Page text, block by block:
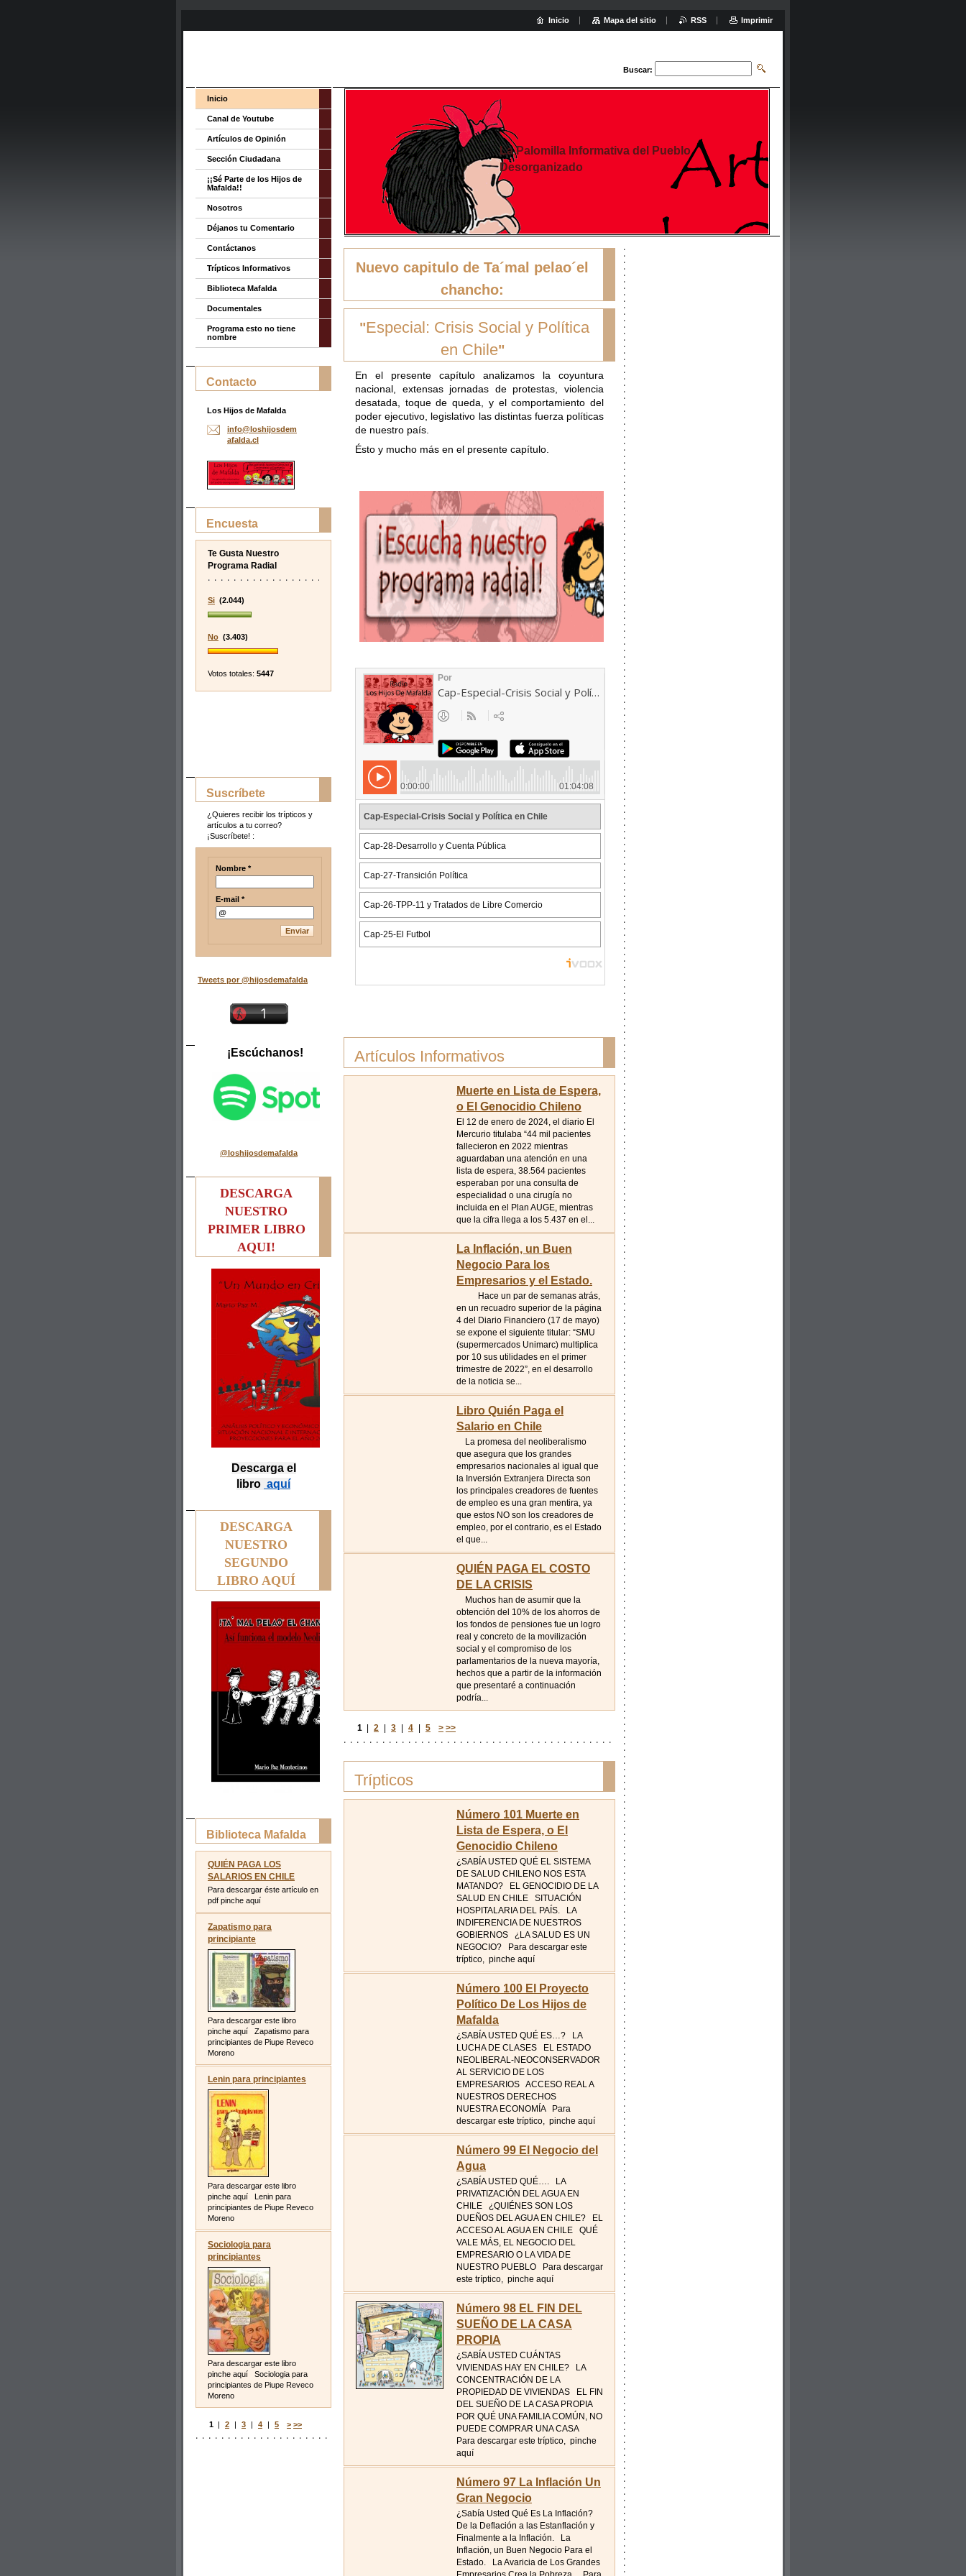
Buscar:
La Palomilla Informativa del Pueblo
Desorganizado
Nuevo capitulo de Ta´mal pelao´el
chancho:
"Especial: Crisis Social y Política
en Chile"
En el presente capítulo analizamos la coyuntura
nacional, extensas jornadas de protestas, violencia
desatada, toque de queda, y el comportamiento del
poder ejecutivo, legislativo las distintas fuerza políticas
de nuestro país.
Ésto y mucho más en el presente capítulo.
Artículos Informativos
Muerte en Lista de Espera,
o El Genocidio Chileno
El 12 de enero de 2024, el diario El
Mercurio titulaba “44 mil pacientes
fallecieron en 2022 mientras
aguardaban una atención en una
lista de espera, 38.564 pacientes
esperaban por una consulta de
especialidad o una cirugía no
incluida en el Plan AUGE, mientras
que la cifra llega a los 5.437 en el...
La Inflación, un Buen
Negocio Para los
Empresarios y el Estado.
Hace un par de semanas atrás,
en un recuadro superior de la página
4 del Diario Financiero (17 de mayo)
se expone el siguiente titular: “SMU
(supermercados Unimarc) multiplica
por 10 sus utilidades en el primer
trimestre de 2022”, en el desarrollo
de la noticia se...
Libro Quién Paga el
Salario en Chile
La promesa del neoliberalismo
que asegura que los grandes
empresarios nacionales al igual que
la Inversión Extranjera Directa son
los principales creadores de fuentes
de empleo es una gran mentira, ya
que estos NO son los creadores de
empleo, por el contrario, es el Estado
el que...
QUIÉN PAGA EL COSTO
DE LA CRISIS
Muchos han de asumir que la
obtención del 10% de los ahorros de
los fondos de pensiones fue un logro
real y concreto de la movilización
social y el compromiso de los
parlamentarios de la nueva mayoría,
hechos que a partir de la información
que presentaré a continuación
podría...
1 2 3 4 5 > >>
Trípticos
Número 101 Muerte en
Lista de Espera, o El
Genocidio Chileno
¿SABÍA USTED QUÉ EL SISTEMA
DE SALUD CHILENO NOS ESTA
MATANDO? EL GENOCIDIO DE LA
SALUD EN CHILE SITUACIÓN
HOSPITALARIA DEL PAÍS. LA
INDIFERENCIA DE NUESTROS
GOBIERNOS ¿LA SALUD ES UN
NEGOCIO? Para descargar este
tríptico, pinche aquí
Número 100 El Proyecto
Político De Los Hijos de
Mafalda
¿SABÍA USTED QUÉ ES…? LA
LUCHA DE CLASES EL ESTADO
NEOLIBERAL-NEOCONSERVADOR
AL SERVICIO DE LOS
EMPRESARIOS ACCESO REAL A
NUESTROS DERECHOS
NUESTRA ECONOMÍA Para
descargar este tríptico, pinche aquí
Número 99 El Negocio del
Agua
¿SABÍA USTED QUÉ…. LA
PRIVATIZACIÓN DEL AGUA EN
CHILE ¿QUIÉNES SON LOS
DUEÑOS DEL AGUA EN CHILE? EL
ACCESO AL AGUA EN CHILE QUÉ
VALE MÁS, EL NEGOCIO DEL
EMPRESARIO O LA VIDA DE
NUESTRO PUEBLO Para descargar
este tríptico, pinche aquí
Número 98 EL FIN DEL
SUEÑO DE LA CASA
PROPIA
¿SABÍA USTED CUÁNTAS
VIVIENDAS HAY EN CHILE? LA
CONCENTRACIÓN DE LA
PROPIEDAD DE VIVIENDAS EL FIN
DEL SUEÑO DE LA CASA PROPIA
POR QUÉ UNA FAMILIA COMÚN, NO
PUEDE COMPRAR UNA CASA
Para descargar este tríptico, pinche
aquí
Número 97 La Inflación Un
Gran Negocio
¿Sabía Usted Qué Es La Inflación?
De la Deflación a las Estanflación y
Finalmente a la Inflación. La
Inflación, un Buen Negocio Para el
Estado. La Avaricia de Los Grandes
Inicio
Canal de Youtube
Artículos de Opinión
Sección Ciudadana
¡¡Sé Parte de los Hijos de
Mafalda!!
Nosotros
Déjanos tu Comentario
Contáctanos
Trípticos Informativos
Biblioteca Mafalda
Documentales
Programa esto no tiene
nombre
Contacto
Los Hijos de Mafalda
info@loshijosdem
afalda.cl
Encuesta
Te Gusta Nuestro
Programa Radial
Si (2.044)
No (3.403)
Votos totales: 5447
Suscríbete
¿Quieres recibir los trípticos y
artículos a tu correo?
¡Suscríbete! :
Nombre *
E-mail *
Tweets por @hijosdemafalda
¡Escúchanos!
@loshijosdemafalda
DESCARGA
NUESTRO
PRIMER LIBRO
AQUI!
Descarga el
libro aquí
DESCARGA
NUESTRO
SEGUNDO
LIBRO AQUÍ
Biblioteca Mafalda
QUIÉN PAGA LOS
SALARIOS EN CHILE
Para descargar éste artículo en
pdf pinche aquí
Zapatismo para
principiante
Para descargar este libro
pinche aquí Zapatismo para
principiantes de Piupe Reveco
Moreno
Lenin para principiantes
Para descargar este libro
pinche aquí Lenin para
principiantes de Piupe Reveco
Moreno
Sociologia para
principiantes
Para descargar este libro
pinche aquí Sociologia para
principiantes de Piupe Reveco
Moreno
1 | 2 | 3 | 4 | 5 > >>
Inicio Mapa del sitio RSS Imprimir